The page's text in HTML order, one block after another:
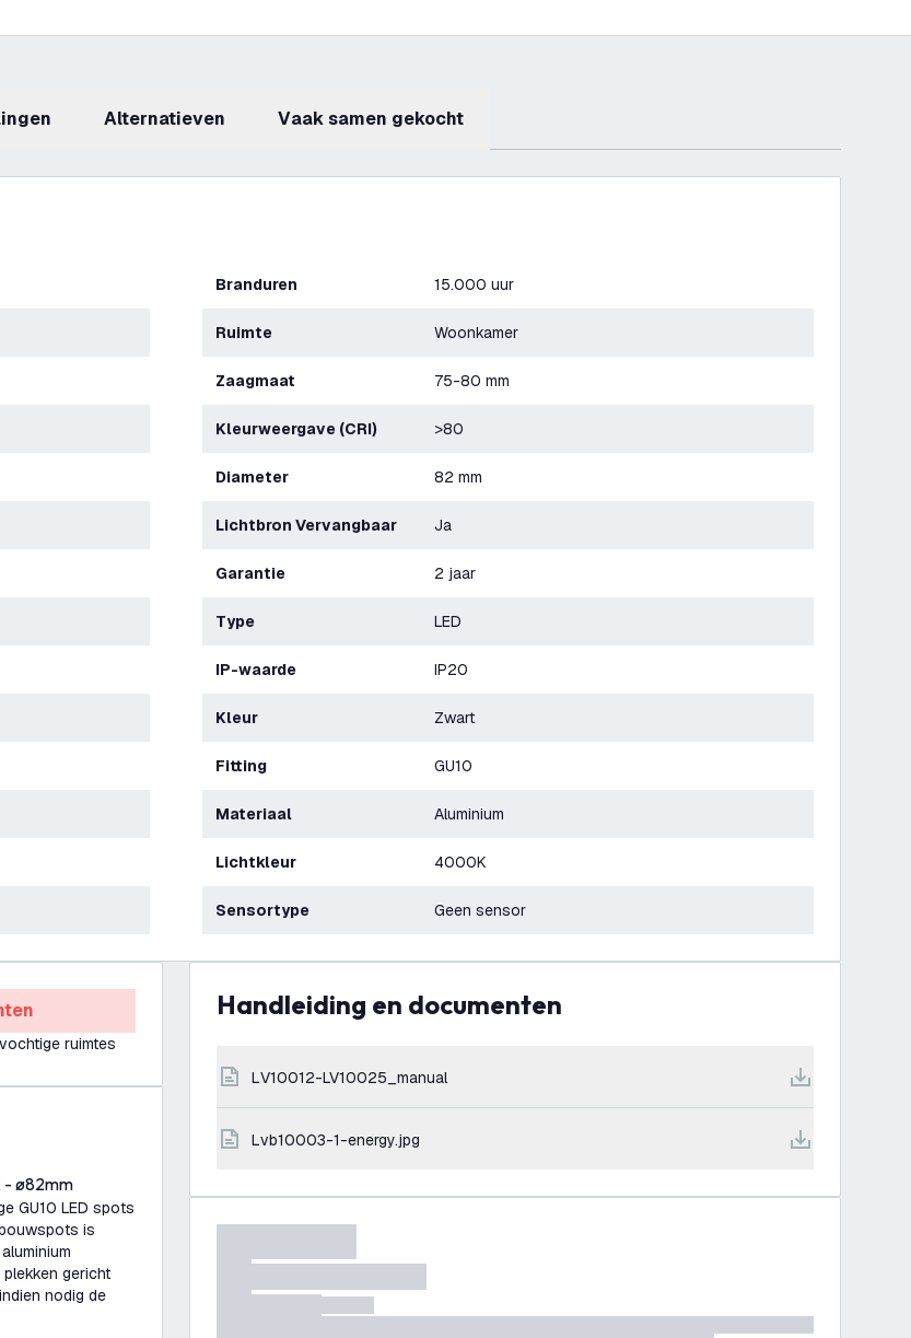
Alternatieven Vaak samen gekocht
Branduren 15.000 uur
Ruimte Woonkamer
Zaagmaat 75-80 mm
Kleurweergave (CRI) >80
Diameter 82 mm
Lichtbron Vervangbaar Ja
Garantie 2 jaar
Type LED
IP-waarde IP20
Kleur Zwart
Fitting GU10
Materiaal Aluminium
Lichtkleur 4000K
Sensortype Geen sensor
ruimtes
ø82mm
GU10 LED spots
is
gericht
nodig de
Handleiding en documenten
LV10012-LV10025_manual
lvb10003-1-energy.jpg